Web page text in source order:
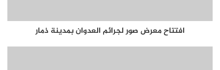
افتتاح معرض صور لجرائم العدوان بمدينة ذمار